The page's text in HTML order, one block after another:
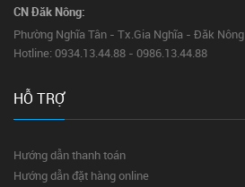
CN Đăk Nông:
Phường Nghĩa Tân - Tx.Gia Nghĩa - Đăk Nông
Hotline: 0934.13.44.88 - 0986.13.44.88
HỖ TRỢ
Hướng dẫn thanh toán
Hướng dẫn đặt hàng online